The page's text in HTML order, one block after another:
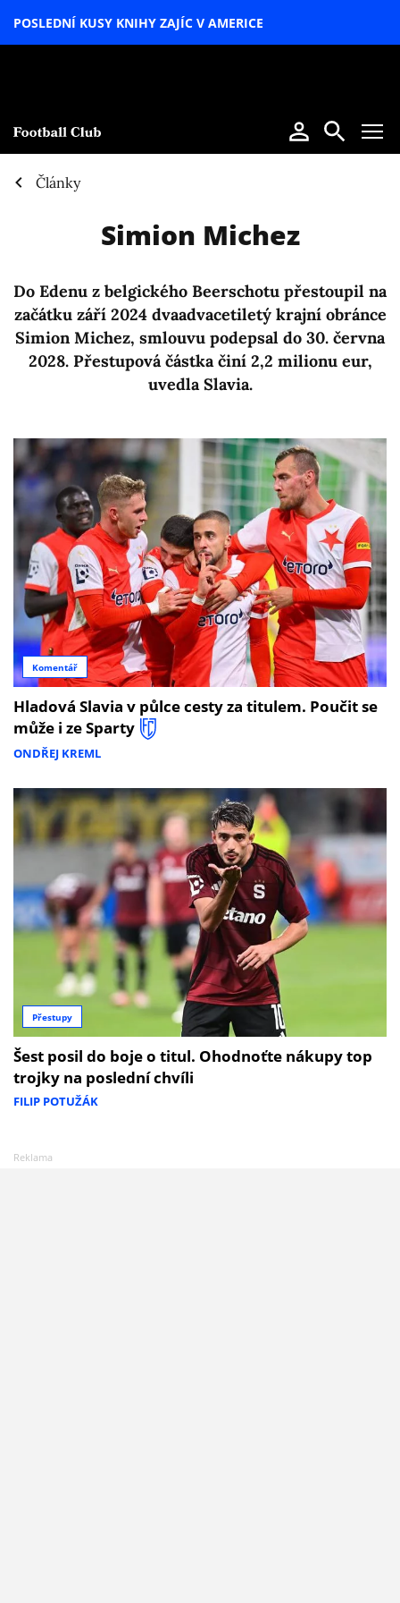
POSLEDNÍ KUSY KNIHY ZAJÍC V AMERICE
Články
Simion Michez
Do Edenu z belgického Beerschotu přestoupil na
začátku září 2024 dvaadvacetiletý krajní obránce
Simion Michez, smlouvu podepsal do 30. června
2028. Přestupová částka činí 2,2 milionu eur,
uvedla Slavia.
Komentář
Hladová Slavia v půlce cesty za titulem. Poučit se
může i ze Sparty
ONDŘEJ KREML
Přestupy
Šest posil do boje o titul. Ohodnoťte nákupy top
trojky na poslední chvíli
FILIP POTUŽÁK